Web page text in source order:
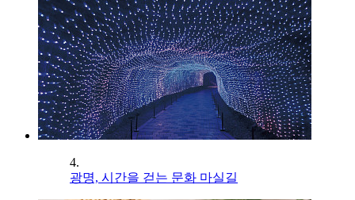
4.
광명, 시간을 걷는 문화 마실길